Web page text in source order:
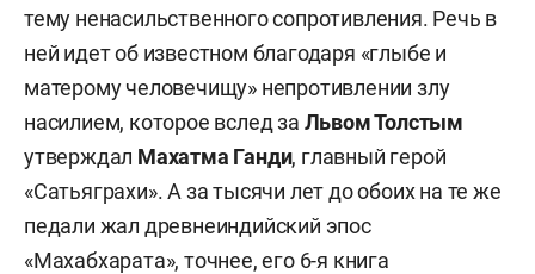
тему ненасильственного сопротивления. Речь в
ней идет об известном благодаря «глыбе и
матерому человечищу» непротивлении злу
насилием, которое вслед за Львом Толстым
утверждал Махатма Ганди, главный герой
«Сатьяграхи». А за тысячи лет до обоих на те же
педали жал древнеиндийский эпос
«Махабхарата», точнее, его 6-я книга